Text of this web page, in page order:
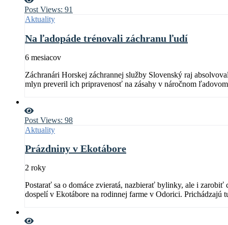
Post Views: 91
Aktuality
Na ľadopáde trénovali záchranu ľudí
6 mesiacov
Záchranári Horskej záchrannej služby Slovenský raj
mlyn preveril ich pripravenosť na zásahy v náročnom
Post Views: 98
Aktuality
Prázdniny v Ekotábore
2 roky
Postarať sa o domáce zvieratá, nazbierať bylinky, ale i
dospelí v Ekotábore na rodinnej farme v Odorici.